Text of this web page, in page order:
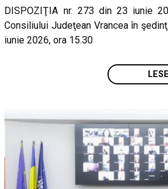
DISPOZIŢIA nr. 273 din 23 iunie
Consiliului Judeţean Vrancea în
iunie 2026, ora 15.30